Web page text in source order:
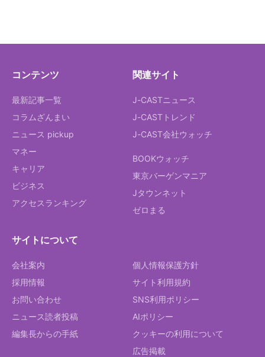
コンテンツ
最新記事一覧
コラムざんまい
ニュース pickup
マネー
キャリア
ビジネス
アクセスランキング
関連サイト
J-CASTニュース
J-CASTトレンド
J-CAST会社ウォッチ
BOOKウォッチ
東京バーゲンマニア
Jタウンネット
ゼロまる
サイトについて
会社案内
採用情報
お問い合わせ
ニュース読者投稿
編集長からの手紙
個人情報保護方針
サイト利用規約
SNS利用ポリシー
AIポリシー
クッキーの利用について
広告掲載